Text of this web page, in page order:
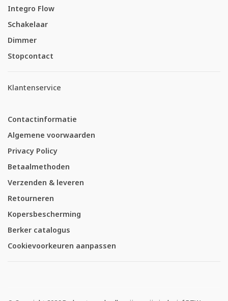
Integro Flow
Schakelaar
Dimmer
Stopcontact
Klantenservice
Contactinformatie
Algemene voorwaarden
Privacy Policy
Betaalmethoden
Verzenden & leveren
Retourneren
Kopersbescherming
Berker catalogus
Cookievoorkeuren aanpassen